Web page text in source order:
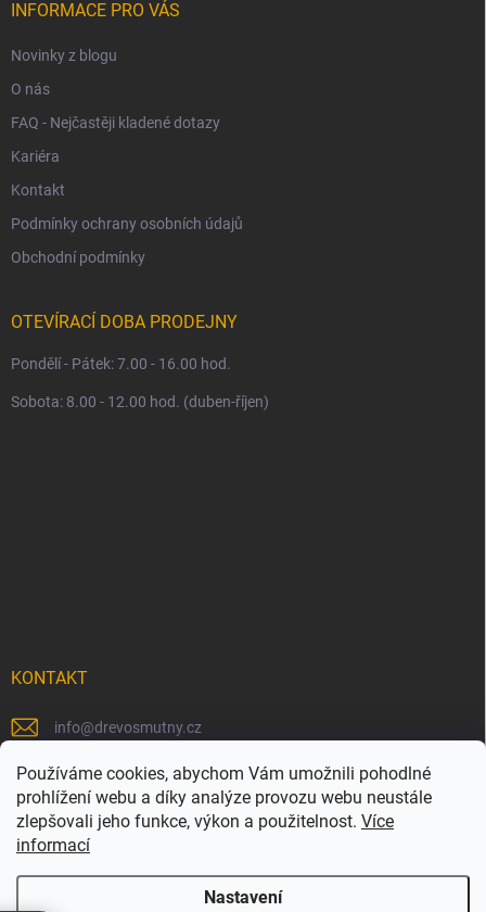
Používáme cookies, abychom Vám umožnili pohodlné
prohlížení webu a díky analýze provozu webu neustále
zlepšovali jeho funkce, výkon a použitelnost. Více
informací
Nastavení
INFORMACE PRO VÁS
Novinky z blogu
O nás
FAQ - Nejčastěji kladené dotazy
Kariéra
Kontakt
Podmínky ochrany osobních údajů
Obchodní podmínky
OTEVÍRACÍ DOBA PRODEJNY
Pondělí - Pátek: 7.00 - 16.00 hod.
Sobota: 8.00 - 12.00 hod. (duben-říjen)
KONTAKT
info@drevosmutny.cz
+420 725 710 840
https://www.facebook.com/drevosmutny/
drevosmutny/